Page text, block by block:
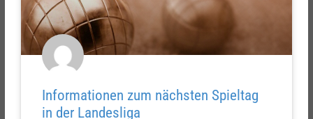
Informationen zum nächsten Spieltag
in der Landesliga